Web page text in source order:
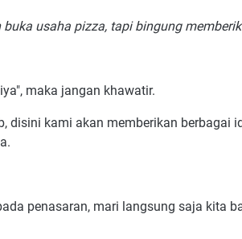
buka usaha pizza, tapi bingung
maka jangan khawatir.
disini kami akan memberikan berbagai
penasaran, mari langsung saja kita